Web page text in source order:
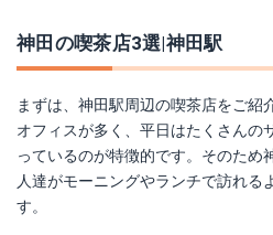
神田の喫茶店3選|神田駅
まずは、神田駅周辺の喫茶店をご紹
オフィスが多く、平日はたくさんの
っているのが特徴的です。そのため
人達がモーニングやランチで訪れる
す。